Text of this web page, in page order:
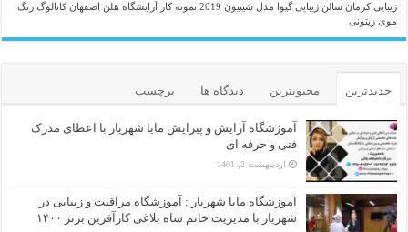
زیبایی کرمان سالن زیبایی گیوا مدل شینیون 2019 نمونه کار آرایشگاه هلن اصفهان کاتالوگ رنگ
موی زیتونی
جدیدترین محبوبترین دیدگاه ها برچسب
آموزشگاه آرایش و پیرایش مایا شهریار با اعطای مدرک
فنی و حرفه ای
اردیبهشت 2, 1401
اموزشگاه مایا شهریار : آموزشگاه مراقبت و زیبایی در
شهریار با مدیریت خانم شاه بلاغی کارآفرین برتر ۱۴۰۰